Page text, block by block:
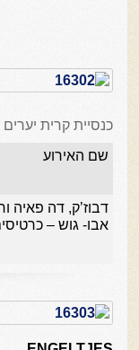
כנסיית קרית יערים
שם האירוע
דבוז’ק, דה פאיה
אבו- גוש –